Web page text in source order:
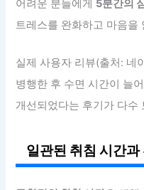
어려운 분들에게 5분간의
트레스를 완화하고 마음을
실제 사용자 리뷰(출처: 네
병행한 후 수면 시간이 늘
개선되었다는 후기가 다수
일관된 취침 시간과